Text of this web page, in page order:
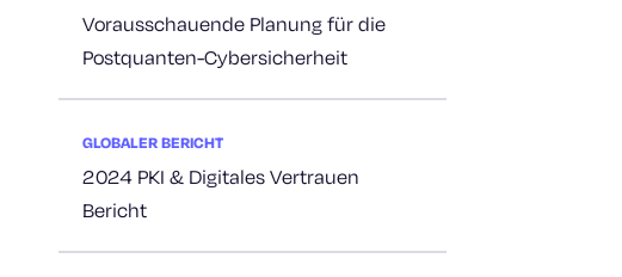
Vorausschauende Planung für die
Postquanten-Cybersicherheit
GLOBALER BERICHT
2024 PKI & Digitales Vertrauen
Bericht